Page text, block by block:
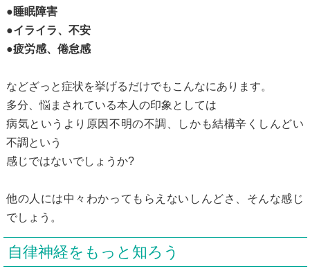
●睡眠障害
●イライラ、不安
●疲労感、倦怠感
などざっと症状を挙げるだけでもこんなにあります。
多分、悩まされている本人の印象としては
病気というより原因不明の不調、しかも結構辛くしんどい
不調という
感じではないでしょうか?
他の人には中々わかってもらえないしんどさ、そんな感じ
でしょう。
自律神経をもっと知ろう